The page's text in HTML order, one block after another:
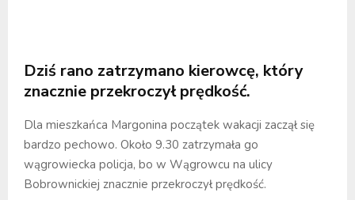
Dziś rano zatrzymano kierowcę, który
znacznie przekroczył prędkość.
Dla mieszkańca Margonina początek wakacji zaczął się
bardzo pechowo. Około 9.30 zatrzymała go
wągrowiecka policja, bo w Wągrowcu na ulicy
Bobrownickiej znacznie przekroczył prędkość.